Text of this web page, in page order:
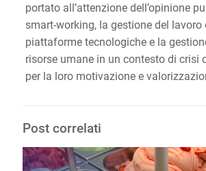
portato all’attenzione dell’opinione
smart-working, la gestione del lavoro
piattaforme tecnologiche e la
risorse umane in un contesto di crisi
per la loro motivazione e
Post correlati